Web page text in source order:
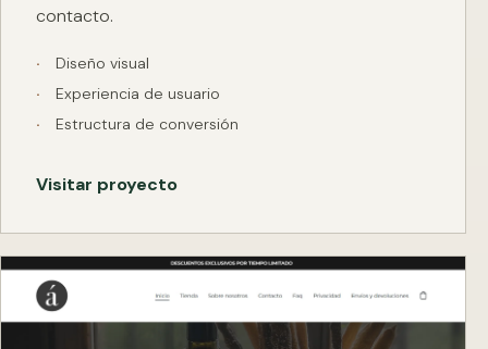
contacto.
Diseño visual
Experiencia de usuario
Estructura de conversión
Visitar proyecto